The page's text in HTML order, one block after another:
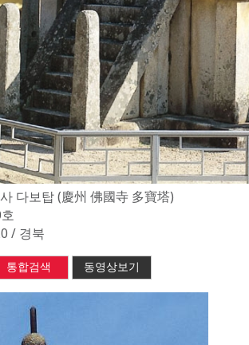
다보탑 (慶州 佛國寺 多寶塔)
/ 경북
통합검색 동영상보기